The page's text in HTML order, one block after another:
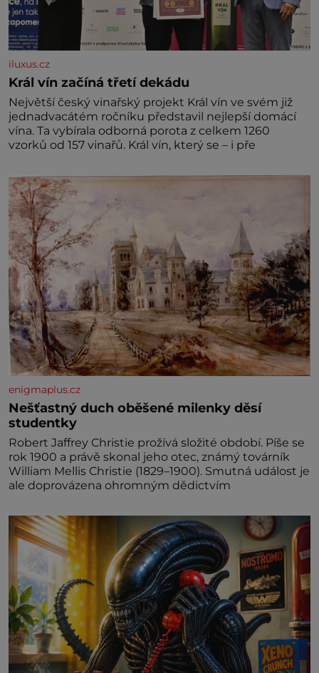
iluxus.cz
Král vín začíná třetí dekádu
Největší český vinařský projekt Král vín ve svém již
jednadvacátém ročníku představil nejlepší domácí
vína. Ta vybírala odborná porota z celkem 1260
vzorků od 157 vinařů. Král vín, který se – i pře
enigmaplus.cz
Nešťastný duch oběšené milenky děsí
studentky
Robert Jaffrey Christie prožívá složité období. Píše se
rok 1900 a právě skonal jeho otec, známý továrník
William Mellis Christie (1829–1900). Smutná událost je
ale doprovázena ohromným dědictvím